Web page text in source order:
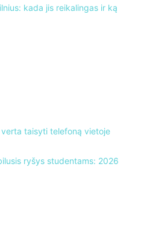
kada jis reikalingas ir ką
taisyti telefoną vietoje
ryšys studentams: 2026